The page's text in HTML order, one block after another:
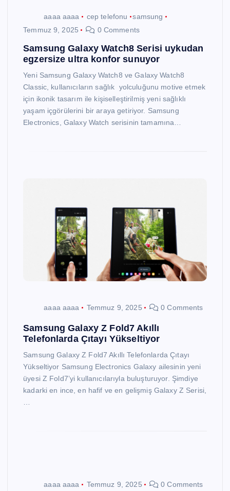
aaaa aaaa cep telefonu
samsung
Temmuz 9, 2025
0 Comments
Samsung Galaxy Watch8 Serisi uykudan
egzersize ultra konfor sunuyor
Yeni Samsung Galaxy Watch8 ve Galaxy Watch8
Classic, kullanıcıların sağlık yolculuğunu motive etmek
için ikonik tasarım ile kişiselleştirilmiş yeni sağlıklı
yaşam içgörülerini bir araya getiriyor. Samsung
Electronics, Galaxy Watch serisinin tamamına…
aaaa aaaa Temmuz 9, 2025 0 Comments
Samsung Galaxy Z Fold7 Akıllı
Telefonlarda Çıtayı Yükseltiyor
Samsung Galaxy Z Fold7 Akıllı Telefonlarda Çıtayı
Yükseltiyor Samsung Electronics Galaxy ailesinin yeni
üyesi Z Fold7’yi kullanıcılarıyla buluşturuyor. Şimdiye
kadarki en ince, en hafif ve en gelişmiş Galaxy Z Serisi,
aaaa aaaa Temmuz 9, 2025 0 Comments